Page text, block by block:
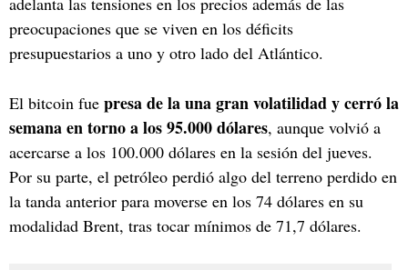
preocupaciones que se viven en los déficits
presupuestarios a uno y otro lado del Atlántico.
El bitcoin fue presa de la una gran volatilidad y cerró la
semana en torno a los 95.000 dólares, aunque volvió a
acercarse a los 100.000 dólares en la sesión del jueves.
Por su parte, el petróleo perdió algo del terreno perdido en
la tanda anterior para moverse en los 74 dólares en su
modalidad Brent, tras tocar mínimos de 71,7 dólares.